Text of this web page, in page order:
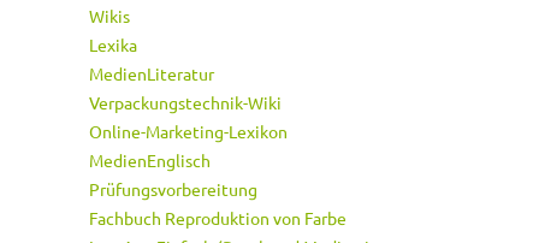
Wikis
Lexika
MedienLiteratur
Verpackungstechnik-Wiki
Online-Marketing-Lexikon
MedienEnglisch
Prüfungsvorbereitung
Fachbuch Reproduktion von Farbe